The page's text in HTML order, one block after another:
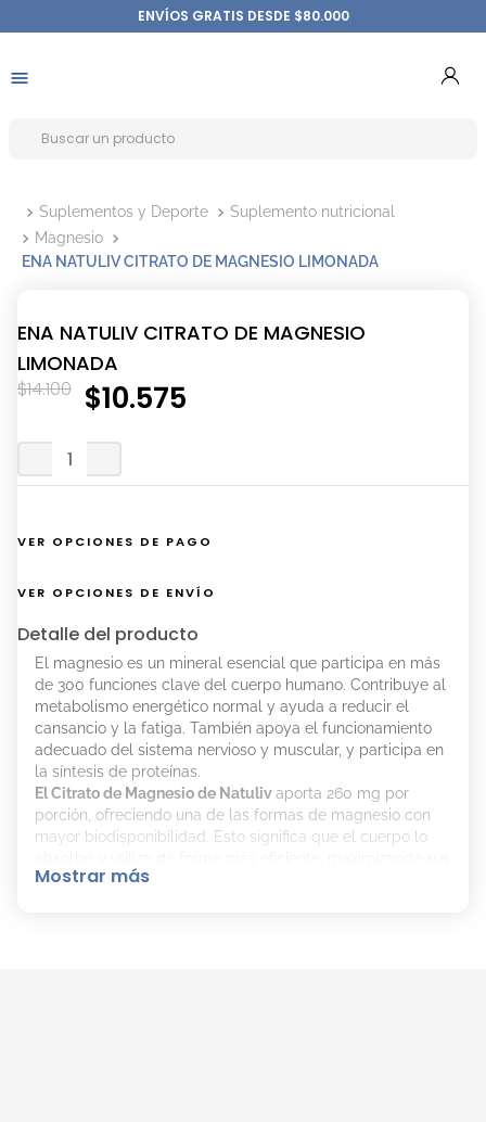
ENVÍOS GRATIS DESDE $80.000
Suplementos y Deporte
Suplemento nutricional
Magnesio
ENA NATULIV CITRATO DE MAGNESIO LIMONADA
ENA NATULIV CITRATO DE MAGNESIO
LIMONADA
$14.100 $10.575
VER OPCIONES DE PAGO
VER OPCIONES DE ENVÍO
Detalle del producto
El magnesio es un mineral esencial que participa en más
de 300 funciones clave del cuerpo humano. Contribuye al
metabolismo energético normal y ayuda a reducir el
cansancio y la fatiga. También apoya el funcionamiento
adecuado del sistema nervioso y muscular, y participa en
la síntesis de proteínas.
El Citrato de Magnesio de Natulivaporta 260 mg por
porción, ofreciendo una de las formas de magnesio con
mayor biodisponibilidad. Esto significa que el cuerpo lo
beneficios para la salud.
Mostrar más